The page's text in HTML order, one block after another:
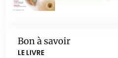
Bon à savoir
LE LIVRE